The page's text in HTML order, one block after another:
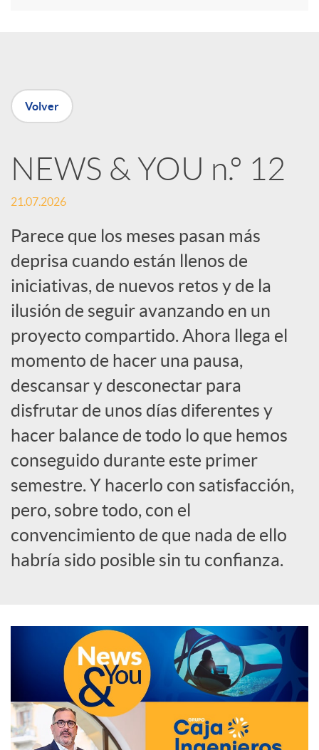
e
R
e
d
e
s
S
o
c
i
l
e
s
Volver
NEWS & YOU n.º 12
21.07.2026
Parece que los meses pasan más
deprisa cuando están llenos de
iniciativas, de nuevos retos y de la
ilusión de seguir avanzando en un
proyecto compartido. Ahora llega el
momento de hacer una pausa,
descansar y desconectar para
disfrutar de unos días diferentes y
hacer balance de todo lo que hemos
conseguido durante este primer
semestre. Y hacerlo con satisfacción,
pero, sobre todo, con el
convencimiento de que nada de ello
habría sido posible sin tu confianza.